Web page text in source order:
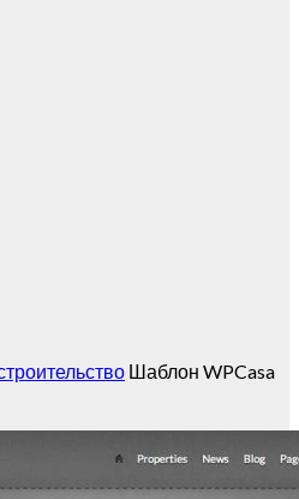
Шаблон WPCasa